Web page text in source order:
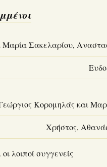
Μαρία Σακελαρίου,
Κορομηλάς και
Χρήστος,
λοιποί συγγενείς